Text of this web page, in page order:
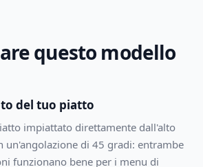
questo modello
del tuo piatto
impiattato direttamente dall'alto
un'angolazione di 45 gradi: entrambe
funzionano bene per i menu di